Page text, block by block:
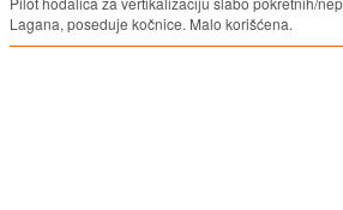
Lagana, poseduje kočnice. Malo korišćena.